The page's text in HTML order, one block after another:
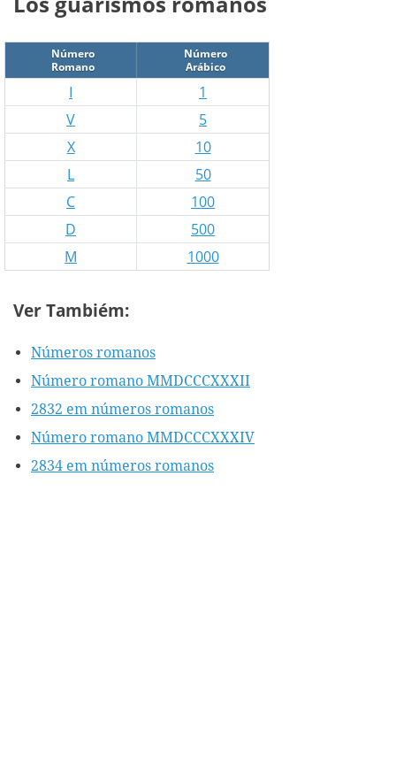
Número
Romano
Número
Arábico
I
1
V
5
X
10
L
50
C
100
D
500
M
1000
Ver Tambiém:
Números romanos
Número romano MMDCCCXXXII
2832 em números romanos
Número romano MMDCCCXXXIV
2834 em números romanos